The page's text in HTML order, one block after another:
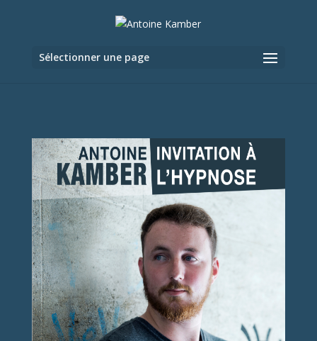
Sélectionner une page